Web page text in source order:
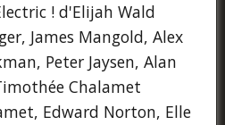
! d'Elijah Wald
James Mangold, Alex
Peter Jaysen, Alan
Chalamet
Edward Norton, Elle